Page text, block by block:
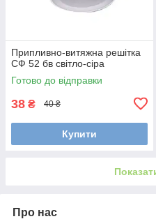
Припливно-витяжна решітка
СФ 52 бв світло-сіра
Готово до відправки
38 ₴ 40 ₴
Купити
Про нас